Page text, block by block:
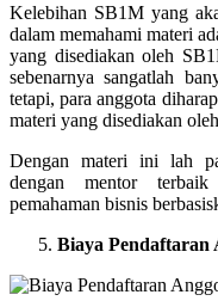
Kelebihan SB1M yang
dalam memahami materi
yang disediakan oleh
sebenarnya sangatlah
tetapi, para anggota
materi yang disediakan
Dengan materi ini lah
dengan mentor
pemahaman bisnis
Biaya Pendaftaran